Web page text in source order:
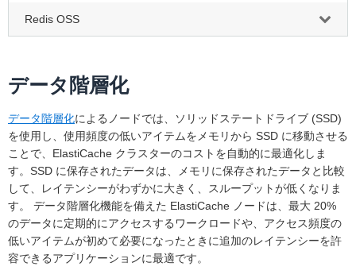
Redis OSS
データ階層化
データ階層化によるノードでは、ソリッドステートドライブ (SSD)
を使用し、使用頻度の低いアイテムをメモリから SSD に移動させる
ことで、ElastiCache クラスターのコストを自動的に最適化しま
す。SSD に保存されたデータは、メモリに保存されたデータと比較
して、レイテンシーがわずかに大きく、スループットが低くなりま
す。 データ階層化機能を備えた ElastiCache ノードは、最大 20%
のデータに定期的にアクセスするワークロードや、アクセス頻度の
低いアイテムが初めて必要になったときに追加のレイテンシーを許
容できるアプリケーションに最適です。